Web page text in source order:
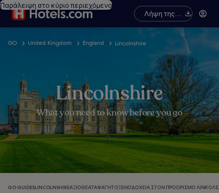
Παράλειψη στο κύριο περιεχόμενο
Λήψη της
εφαρμογής
GO United Kingdom England Lincolnshire
Lincolnshire
What you need to know before you go
GO GUIDESLINCOLNSHIREΑΞΙΟΘΈΑΤΑΦΑΓΗΤΌΞΕΝΟΔΟΧΕΊΑ ΣΤΟΝ ΠΡΟΟΡΙΣΜΌ